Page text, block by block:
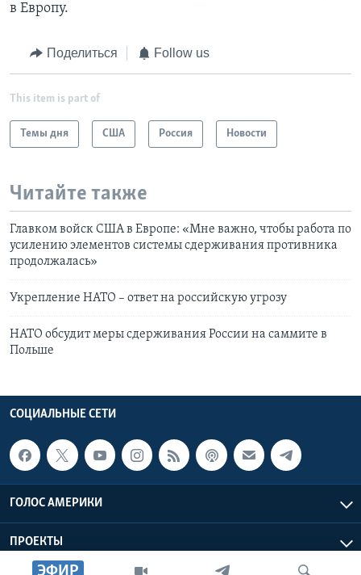
ЭФИР
в Европу.
Поделиться Follow us
This item is part of
Темы дня США Россия Новости
Читайте также
Главком войск США в Европе: «Мне важно, чтобы работа по
усилению элементов системы сдерживания противника
продолжалась»
Укрепление НАТО – ответ на российскую угрозу
НАТО обсудит меры сдерживания России на саммите в
Польше
СОЦИАЛЬНЫЕ СЕТИ
ГОЛОС АМЕРИКИ
ПРОЕКТЫ